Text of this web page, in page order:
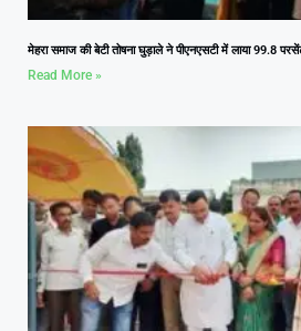
मेहरा समाज की बेटी तोषना घुड़ाले ने पीएनएसटी में लाया 99.8
Read More »